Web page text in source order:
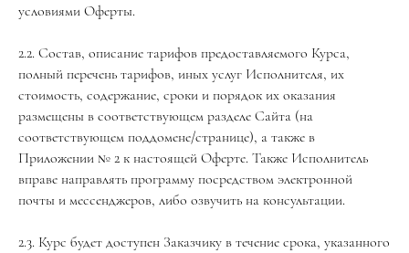
условиями Оферты.
2.2. Состав, описание тарифов предоставляемого Курса,
полный перечень тарифов, иных услуг Исполнителя, их
стоимость, содержание, сроки и порядок их оказания
размещены в соответствующем разделе Сайта (на
соответствующем поддомене/странице), а также в
Приложении № 2 к настоящей Оферте. Также Исполнитель
вправе направлять программу посредством электронной
почты и мессенджеров, либо озвучить на консультации.
2.3. Курс будет доступен Заказчику в течение срока, указанного